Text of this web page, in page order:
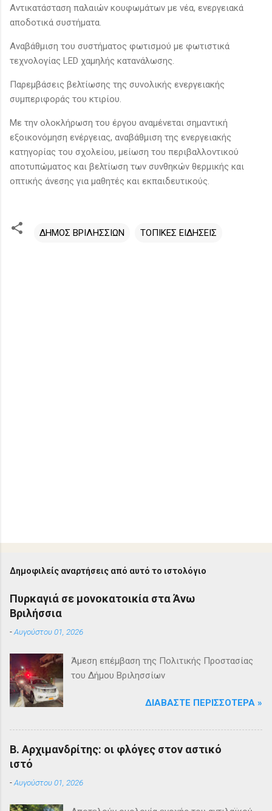
Αντικατάσταση παλαιών κουφωμάτων με νέα, ενεργειακά
αποδοτικά συστήματα.
Αναβάθμιση του συστήματος φωτισμού με φωτιστικά
τεχνολογίας LED χαμηλής κατανάλωσης.
Παρεμβάσεις βελτίωσης της συνολικής ενεργειακής
συμπεριφοράς του κτιρίου.
Με την ολοκλήρωση του έργου αναμένεται σημαντική
εξοικονόμηση ενέργειας, αναβάθμιση της ενεργειακής
κατηγορίας του σχολείου, μείωση του περιβαλλοντικού
αποτυπώματος και βελτίωση των συνθηκών θερμικής και
οπτικής άνεσης για μαθητές και εκπαιδευτικούς.
ΔΗΜΟΣ ΒΡΙΛΗΣΣΙΩΝ ΤΟΠΙΚΕΣ ΕΙΔΗΣΕΙΣ
Δημοφιλείς αναρτήσεις από αυτό το ιστολόγιο
Πυρκαγιά σε μονοκατοικία στα Άνω
Βριλήσσια
-Αυγούστου 01, 2026
Άμεση επέμβαση της Πολιτικής Προστασίας
του Δήμου Βριλησσίων
ΔΙΑΒΆΣΤΕ ΠΕΡΙΣΣΌΤΕΡΑ »
Β. Αρχιμανδρίτης: οι φλόγες στον αστικό
ιστό
-Αυγούστου 01, 2026